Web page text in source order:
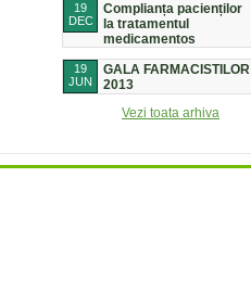
19
DEC
Complianța pacienților
la tratamentul
medicamentos
19
JUN
GALA FARMACISTILOR
2013
Vezi toata arhiva